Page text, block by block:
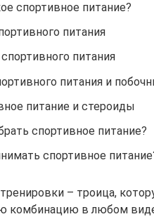
спортивное питание?
питания
питания
питания и
питание и стероиды
спортивное питание?
спортивное
тренировки – троица,
комбинацию в любом виде